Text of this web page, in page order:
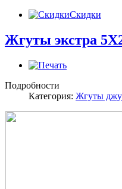
Скидки
Жгуты экстра
Подробности
Категория: Жгуты